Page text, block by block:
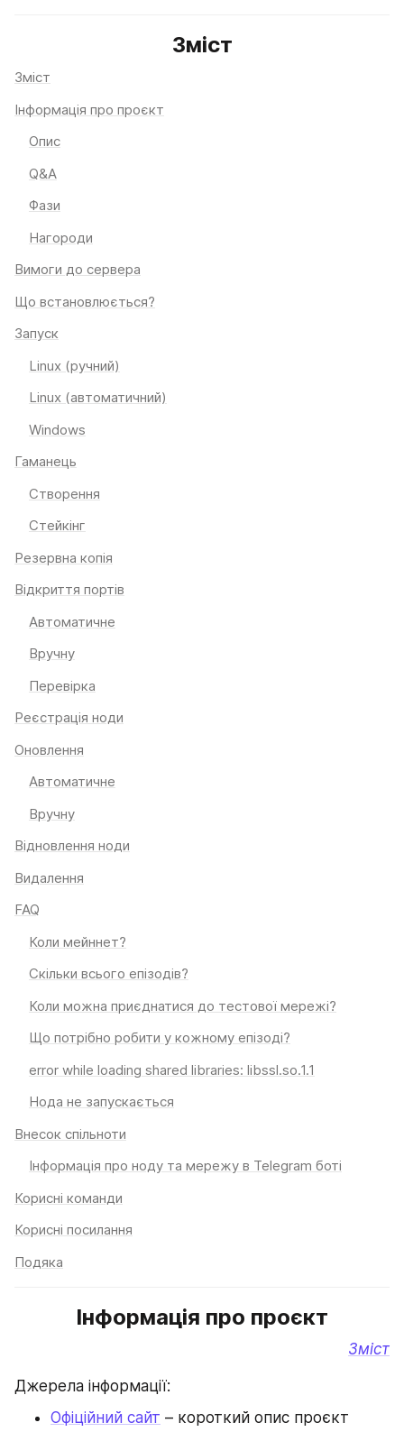
Зміст
Зміст
Інформація про проєкт
Опис
Фази
Нагороди
Вимоги до сервера
Що встановлюється?
Запуск
Linux (ручний)
Linux (автоматичний)
Windows
Гаманець
Створення
Стейкінг
Резервна копія
Відкриття портів
Автоматичне
Вручну
Перевірка
Реєстрація ноди
Оновлення
Автоматичне
Вручну
Відновлення ноди
Видалення
FAQ
Коли мейннет?
Скільки всього епізодів?
Коли можна приєднатися до тестової мережі?
Що потрібно робити у кожному епізоді?
error while loading shared libraries: libssl.so.1.1
Нода не запускається
Внесок спільноти
Інформація про ноду та мережу в Telegram боті
Корисні команди
Корисні посилання
Подяка
Інформація про проєкт
Зміст
Джерела інформації:
Офіційний сайт – короткий опис проєкт